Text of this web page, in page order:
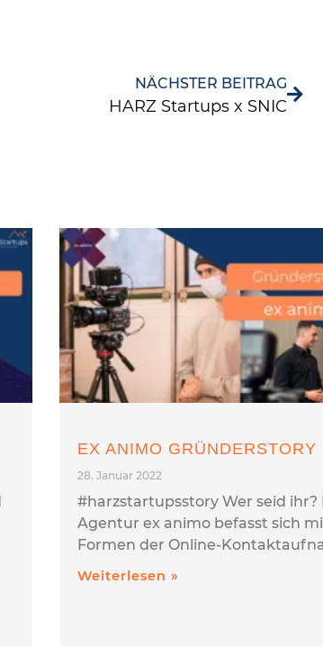
NÄCHSTER BEITRAG
HARZ Startups x SNIC
EX ANIMO GRÜNDERSTORY
28. Januar 2022
#harzstartupsstory Wer seid ihr?
Agentur ex animo befasst sich
Formen der Online-
Weiterlesen »